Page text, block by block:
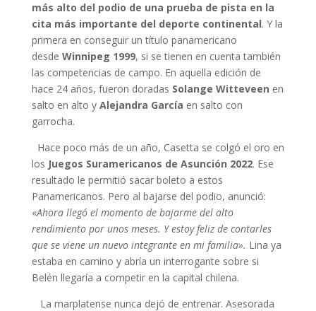
más alto del podio de una prueba de pista en la
cita más importante del deporte continental. Y la
primera en conseguir un título panamericano
desde Winnipeg 1999, si se tienen en cuenta también
las competencias de campo. En aquella edición de
hace 24 años, fueron doradas Solange Witteveen en
salto en alto y Alejandra García en salto con
garrocha.
Hace poco más de un año, Casetta se colgó el oro en
los Juegos Suramericanos de Asunción 2022. Ese
resultado le permitió sacar boleto a estos
Panamericanos. Pero al bajarse del podio, anunció:
«Ahora llegó el momento de bajarme del alto
rendimiento por unos meses. Y estoy feliz de contarles
que se viene un nuevo integrante en mi familia». Lina ya
estaba en camino y abría un interrogante sobre si
Belén llegaría a competir en la capital chilena.
La marplatense nunca dejó de entrenar. Asesorada